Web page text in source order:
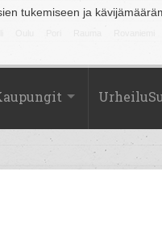
tukemiseen ja